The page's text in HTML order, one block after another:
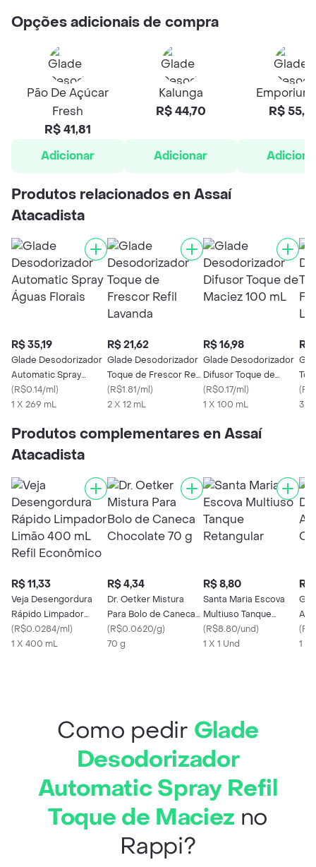
Opções adicionais de compra
Pão De Açúcar
Fresh
R$ 41,81
Adicionar
Kalunga
R$ 44,70
Adicionar
Emporium
R$
Produtos relacionados en Assaí
Atacadista
R$ 35,19
Glade Desodorizador
Automatic Spray
Águas Florais
(R$0.14/ml)
1 X 269 mL
R$ 21,62
Glade Desodorizador
Toque de Frescor Refil
Lavanda
(R$1.81/ml)
2 X 12 mL
R$ 16,98
Glade Desodorizador
Difusor Toque de
Maciez 100 mL
(R$0.17/ml)
1 X 100 mL
R$
(
3 X
Produtos complementares en Assaí
Atacadista
R$ 11,33
Veja Desengordura
Rápido Limpador
Limão 400 mL Refil
Econômico
(R$0.0284/ml)
1 X 400 mL
R$ 4,34
Dr. Oetker Mistura
Para Bolo de Caneca
Chocolate 70 g
(R$0.0620/g)
70 g
R$ 8,80
Santa Maria Escova
Multiuso Tanque
Retangular
(R$8.80/und)
1 X 1 Und
R$
(
1 X
Como pedir Glade
Desodorizador
Automatic Spray Refil
Toque de Maciez no
Rappi?